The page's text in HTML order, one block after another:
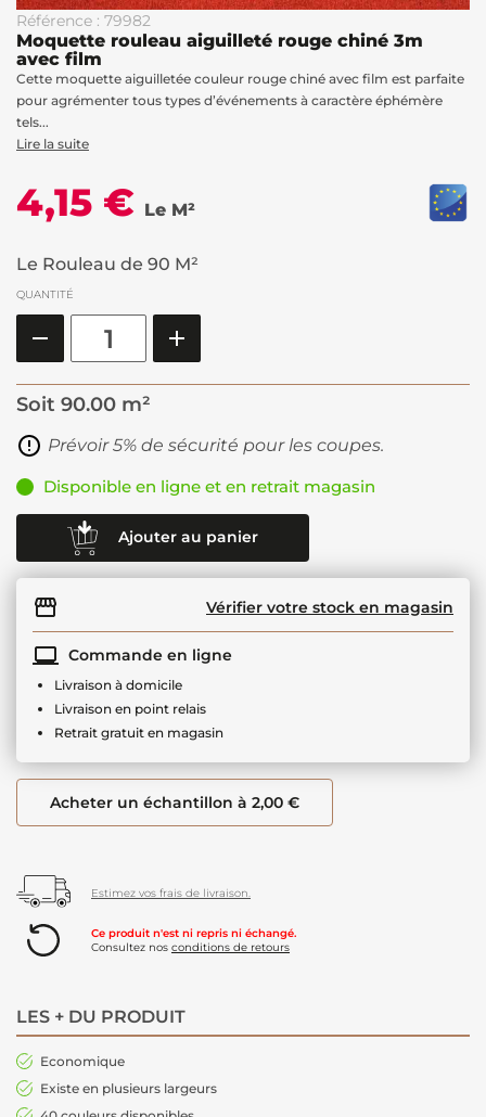
Référence : 79982
Moquette rouleau aiguilleté rouge chiné 3m
avec film
Cette moquette aiguilletée couleur rouge chiné avec film est parfaite
pour agrémenter tous types d’événements à caractère éphémère
tels...
Lire la suite
4,15 € Le M²
Le Rouleau de 90 M²
QUANTITÉ
Soit 90.00 m²
Prévoir 5% de sécurité pour les coupes.
Disponible en ligne et en retrait magasin
Ajouter au panier
Vérifier votre stock en magasin
Commande en ligne
Livraison à domicile
Livraison en point relais
Retrait gratuit en magasin
Acheter un échantillon à 2,00 €
Estimez vos frais de livraison.
Ce produit n'est ni repris ni échangé.
Consultez nos conditions de retours
LES + DU PRODUIT
Economique
Existe en plusieurs largeurs